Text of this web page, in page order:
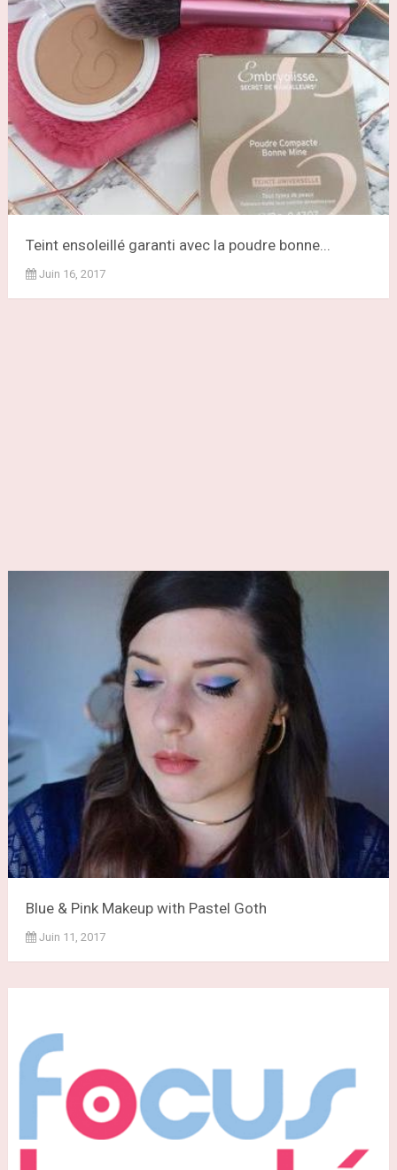
Teint ensoleillé garanti avec la poudre bonne...
Juin 16, 2017
Blue & Pink Makeup with Pastel Goth
Juin 11, 2017